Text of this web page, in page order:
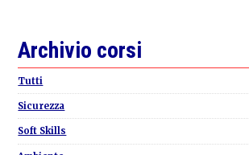
Primary
Sidebar
Archivio corsi
Tutti
Sicurezza
Soft Skills